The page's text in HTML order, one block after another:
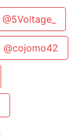
@5Voltage_
@cojomo42